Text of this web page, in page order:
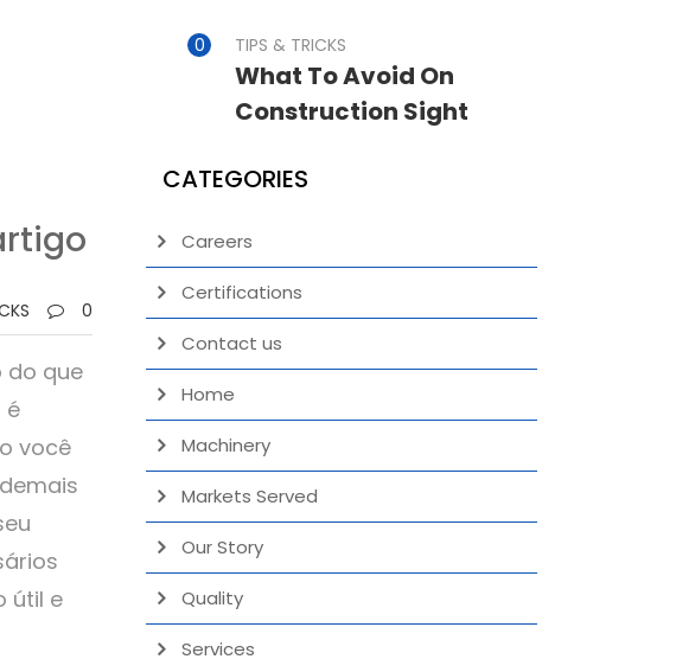
0
do que
é
você
útil e
TIPS & TRICKS
What To Avoid On
Construction Sight
CATEGORIES
Careers
Certifications
Contact us
Home
Machinery
Markets Served
Our Story
Quality
Services